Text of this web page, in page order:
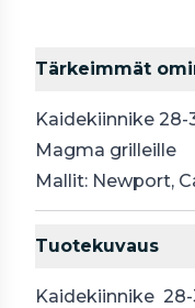
Tärkeimmät
Kaidekiinnike
Magma grilleille
Mallit: Newport,
Tuotekuvaus
Kaidekiinnike